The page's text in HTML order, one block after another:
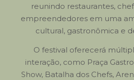
reunindo restaurantes,
empreendedores em uma
cultural, gastronômica e
O festival oferecerá
interação, como Praça
Show, Batalha dos Chefs,